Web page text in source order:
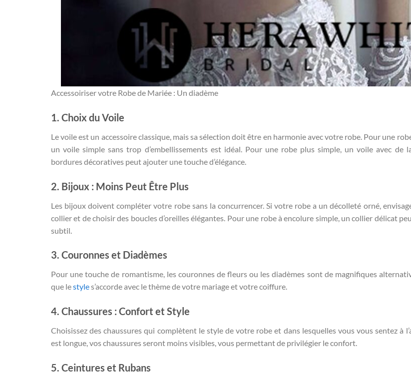
Accessoiriser votre Robe de Mariée : Un diadème
1. Choix du Voile
Le voile est un accessoire classique, mais sa sélection doit être en harmonie avec votre robe. Pour une
un voile simple sans trop d’embellissements est idéal. Pour une robe plus simple, un voile avec de
bordures décoratives peut ajouter une touche d’élégance.
2. Bijoux : Moins Peut Être Plus
Les bijoux doivent compléter votre robe sans la concurrencer. Si votre robe a un décolleté orné,
collier et de choisir des boucles d’oreilles élégantes. Pour une robe à encolure simple, un collier délicat
subtil.
3. Couronnes et Diadèmes
Pour une touche de romantisme, les couronnes de fleurs ou les diadèmes sont de magnifiques
que lestyles’accorde avec le thème de votre mariage et votre coiffure.
4. Chaussures : Confort et Style
Choisissez des chaussures qui complètent le style de votre robe et dans lesquelles vous vous sentez à
est longue, vos chaussures seront moins visibles, vous permettant de privilégier le confort.
5. Ceintures et Rubans